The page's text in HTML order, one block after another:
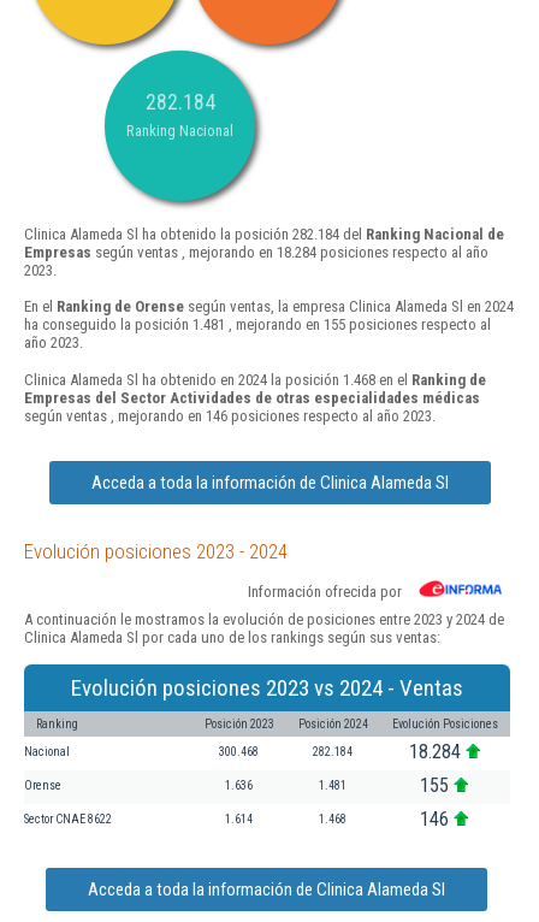
282.184
Ranking Nacional
Clinica Alameda Sl ha obtenido la posición 282.184 del Ranking Nacional de
Empresas según ventas , mejorando en 18.284 posiciones respecto al año
2023.
En el Ranking de Orense según ventas, la empresa Clinica Alameda Sl en 2024
ha conseguido la posición 1.481 , mejorando en 155 posiciones respecto al
año 2023.
Clinica Alameda Sl ha obtenido en 2024 la posición 1.468 en el Ranking de
Empresas del Sector Actividades de otras especialidades médicas
según ventas , mejorando en 146 posiciones respecto al año 2023.
Acceda a toda la información de Clinica Alameda Sl
Evolución posiciones 2023 - 2024
Información ofrecida por
A continuación le mostramos la evolución de posiciones entre 2023 y 2024 de
Clinica Alameda Sl por cada uno de los rankings según sus ventas:
Evolución posiciones 2023 vs 2024 - Ventas
Ranking Posición 2023 Posición 2024 Evolución Posiciones
Nacional 300.468 282.184 18.284
Orense 1.636 1.481 155
Sector CNAE 8622 1.614 1.468 146
Acceda a toda la información de Clinica Alameda Sl